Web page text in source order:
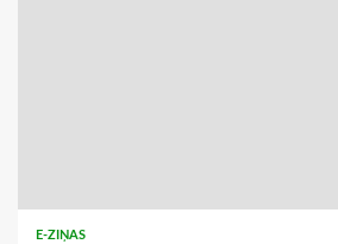
E-ZIŅAS